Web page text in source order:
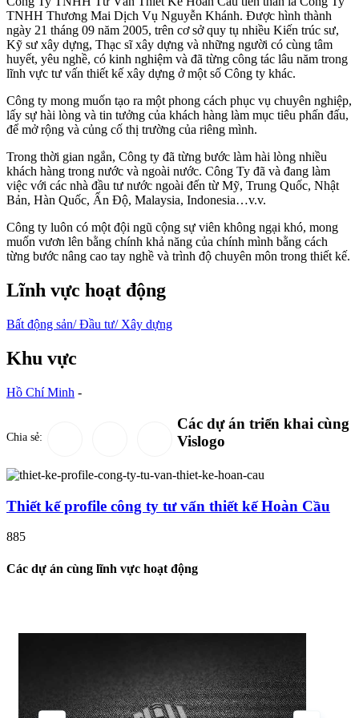
TNHH Thương Mai Dịch Vụ Nguyễn Khánh. Được hình thành
ngày 21 tháng 09 năm 2005, trên cơ sở quy tụ nhiều Kiến trúc sư,
Kỹ sư xây dựng, Thạc sĩ xây dựng và những người có cùng tâm
huyết, yêu nghề, có kinh nghiệm và đã từng công tác lâu năm trong
lĩnh vực tư vấn thiết kế xây dựng ở một số Công ty khác.
Công ty mong muốn tạo ra một phong cách phục vụ chuyên nghiệp,
lấy sự hài lòng và tin tưởng của khách hàng làm mục tiêu phấn đấu,
để mở rộng và củng cố thị trường của riêng mình.
Trong thời gian ngắn, Công ty đã từng bước làm hài lòng nhiều
khách hàng trong nước và ngoài nước. Công Ty đã và đang làm
việc với các nhà đầu tư nước ngoài đến từ Mỹ, Trung Quốc, Nhật
Bản, Hàn Quốc, Ấn Độ, Malaysia, Indonesia…v.v.
Công ty luôn có một đội ngũ cộng sự viên không ngại khó, mong
muốn vươn lên bằng chính khả năng của chính mình bằng cách
từng bước nâng cao tay nghề và trình độ chuyên môn trong thiết kế.
Lĩnh vực hoạt động
Bất động sản/ Đầu tư/ Xây dựng
Khu vực
Hồ Chí Minh -
Chia sẻ:
Các dự án triển khai cùng
Vislogo
Thiết kế profile công ty tư vấn thiết kế Hoàn Cầu
885
Các dự án cùng lĩnh vực hoạt động